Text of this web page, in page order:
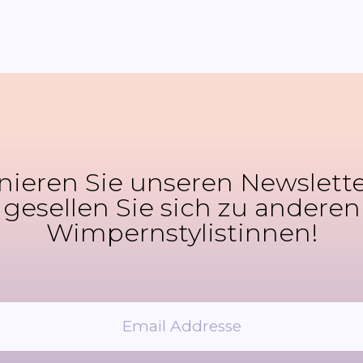
Sie unseren
gesellen Sie sich zu anderen
Wimpernstylistinnen!